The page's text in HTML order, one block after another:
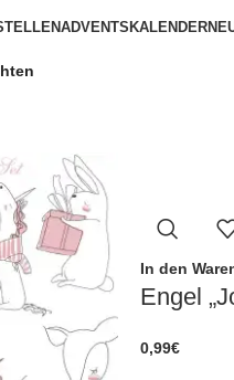
ADVENTSKALENDER
In den
Engel
0,99€